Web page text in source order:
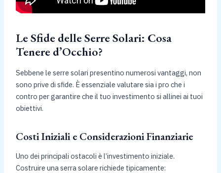
Le Sfide delle Serre Solari: Cosa
Tenere d’Occhio?
Sebbene le serre solari presentino numerosi vantaggi, non
sono prive di sfide. È essenziale valutare sia i pro che i
contro per garantire che il tuo investimento si allinei ai tuoi
obiettivi.
Costi Iniziali e Considerazioni Finanziarie
Uno dei principali ostacoli è l’investimento iniziale.
Costruire una serra solare richiede tipicamente: